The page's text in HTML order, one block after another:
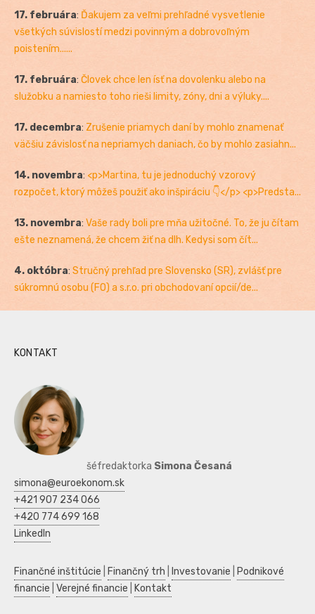
17. februára: Ďakujem za veľmi prehľadné vysvetlenie
všetkých súvislostí medzi povinným a dobrovoľným
poistením......
17. februára: Človek chce len ísť na dovolenku alebo na
služobku a namiesto toho rieši limity, zóny, dni a výluky....
17. decembra: Zrušenie priamych daní by mohlo znamenať
väčšiu závislosť na nepriamych daniach, čo by mohlo zasiahn...
14. novembra: <p>Martina, tu je jednoduchý vzorový
rozpočet, ktorý môžeš použiť ako inšpiráciu 👇</p> <p>Predsta...
13. novembra: Vaše rady boli pre mňa užitočné. To, že ju čítam
ešte neznamená, že chcem žiť na dlh. Kedysi som čít...
4. októbra: Stručný prehľad pre Slovensko (SR), zvlášť pre
súkromnú osobu (FO) a s.r.o. pri obchodovaní opcií/de...
KONTAKT
šéfredaktorka Simona Česaná
simona@euroekonom.sk
+421 907 234 066
+420 774 699 168
LinkedIn
Finančné inštitúcie Finančný trh Investovanie
Podnikové
financie Verejné financie Kontakt